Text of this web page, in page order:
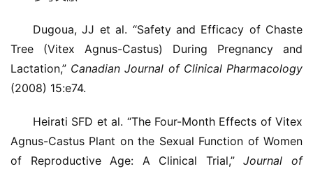
Dugoua, JJ et al. “Safety and Efficacy of Chaste
Tree (Vitex Agnus-Castus) During Pregnancy and
Lactation,” Canadian Journal of Clinical Pharmacology
(2008) 15:e74.
Heirati SFD et al. “The Four-Month Effects of Vitex
Agnus-Castus Plant on the Sexual Function of Women
of Reproductive Age: A Clinical Trial,”Journal of